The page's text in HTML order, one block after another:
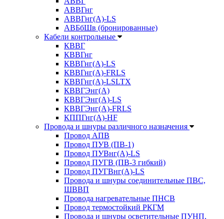
АВВГнг
АВВГнг(А)-LS
АВБбШв (бронированные)
Кабели контрольные
КВВГ
КВВГнг
КВВГнг(А)-LS
КВВГнг(А)-FRLS
КВВГнг(А)-LSLTX
КВВГЭнг(А)
КВВГЭнг(А)-LS
КВВГЭнг(А)-FRLS
КППГнг(А)-HF
Провода и шнуры различного назначения
Провод АПВ
Провод ПУВ (ПВ-1)
Провод ПУВнг(А)-LS
Провод ПУГВ (ПВ-3 гибкий)
Провод ПУГВнг(А)-LS
Провода и шнуры соединительные ПВС,
ШВВП
Провода нагревательные ПНСВ
Провод термостойкий РКГМ
Провода и шнуры осветительные ПУНП,